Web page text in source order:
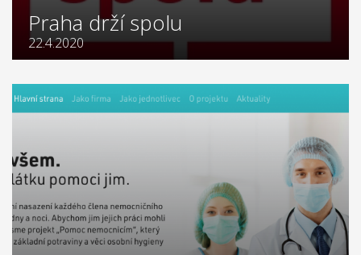
Praha drží spolu
22.4.2020